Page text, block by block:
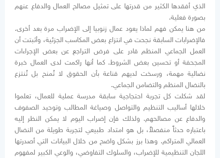
الذي أفقدها الكثير من قدرتها على تمثيل مصالح العمال والدفاع عنهم
بصورة فعلية.
من هنا يمكن فهم لماذا يعود عمال زنوبيا إلى الإضراب مرة بعد أخرى.
فالإضرابات السابقة نجحت في انتزاع بعض المكاسب الجزئية، وأثبتت أن
العمل الجماعي المنظم قادر على فرض التراجع عن بعض الإجراءات
المجحفة أو تحسين بعض الشروط. كما أنها راكمت لدى العمال خبرة
نضالية مهمة، ورسخت لديهم قناعة بأن الحقوق لا تُمنح بل تُنتزع
بالنضال المنظم والتضامن الجماعي.
لقد شكلت كل تجربة احتجاجية سابقة مدرسة عملية للعمال، تعلموا
خلالها أساليب التنظيم والتواصل وصياغة المطالب وتوحيد الصفوف
والدفاع عن مصالحهم. ولذلك فإن إضراب اليوم لا يمكن النظر إليه
باعتباره حدثاً منفصلاً، بل هو امتداد طبيعي لتجربة طويلة من النضال
العمالي المتراكم. وهذا برز بشكل واضح من خلال البيانات التي أصدرتها
اللجان التنظيمية للإضراب، والسلوك التفاوضي، والوعي الكبير لمفهوم